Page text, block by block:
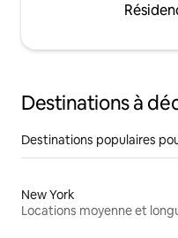
Destinations à
Destinations populaires
New York